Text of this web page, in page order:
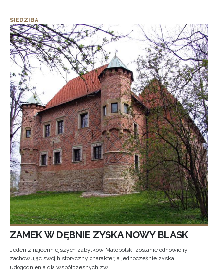
SIEDZIBA
ZAMEK W DĘBNIE ZYSKA NOWY BLASK
Jeden z najcenniejszych zabytków Małopolski zostanie odnowiony,
zachowując swój historyczny charakter, a jednocześnie zyska
udogodnienia dla współczesnych zw